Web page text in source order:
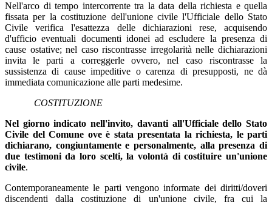
Nell'arco di tempo intercorrente tra la data della richiesta e quella
fissata per la costituzione dell'unione civile l'Ufficiale dello Stato
Civile verifica l'esattezza delle dichiarazioni rese, acquisendo
d'ufficio eventuali documenti idonei ad escludere la presenza di
cause ostative; nel caso riscontrasse irregolarità nelle dichiarazioni
invita le parti a correggerle ovvero, nel caso riscontrasse la
sussistenza di cause impeditive o carenza di presupposti, ne dà
immediata comunicazione alle parti medesime.
COSTITUZIONE
Nel giorno indicato nell'invito, davanti all'Ufficiale dello Stato
Civile del Comune ove è stata presentata la richiesta, le parti
dichiarano, congiuntamente e personalmente, alla presenza di
due testimoni da loro scelti, la volontà di costituire un'unione
civile.
Contemporaneamente le parti vengono informate dei diritti/doveri
discendenti dalla costituzione di un'unione civile, fra cui la